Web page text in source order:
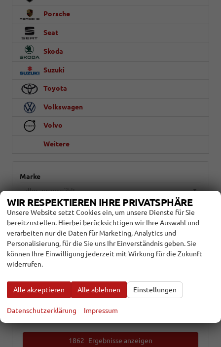
Porsche
Seat
Skoda
Suzuki
Toyota
Volkswagen
Volvo
Weitere
Marke
alles ausgewählt
Modell
alles ausgewählt
Kraftstoffart
alles ausgewählt
Getriebeart
1862 Ergebnisse anzeigen
WIR RESPEKTIEREN IHRE PRIVATSPHÄRE
Unsere Website setzt Cookies ein, um unsere Dienste für Sie
bereitzustellen. Hierbei berücksichtigen wir Ihre Auswahl und
verarbeiten nur die Daten für Marketing, Analytics und
Personalisierung, für die Sie uns Ihr Einverständnis geben. Sie
können Ihre Einwilligung jederzeit mit Wirkung für die Zukunft
widerrufen.
Alle akzeptieren Alle ablehnen Einstellungen
Datenschutzerklärung Impressum